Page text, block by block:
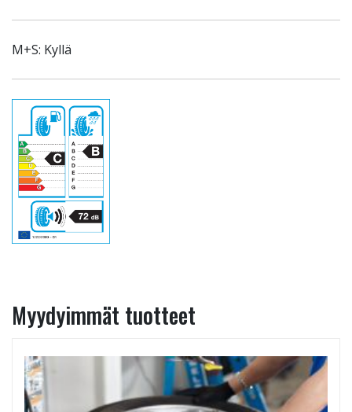
M+S: Kyllä
Myydyimmät tuotteet